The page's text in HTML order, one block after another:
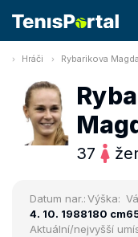
Hráči Rybarikova
37
Datum nar.:
4. 10. 1988
Výška:
180 cm
Aktuální/nejvyšší